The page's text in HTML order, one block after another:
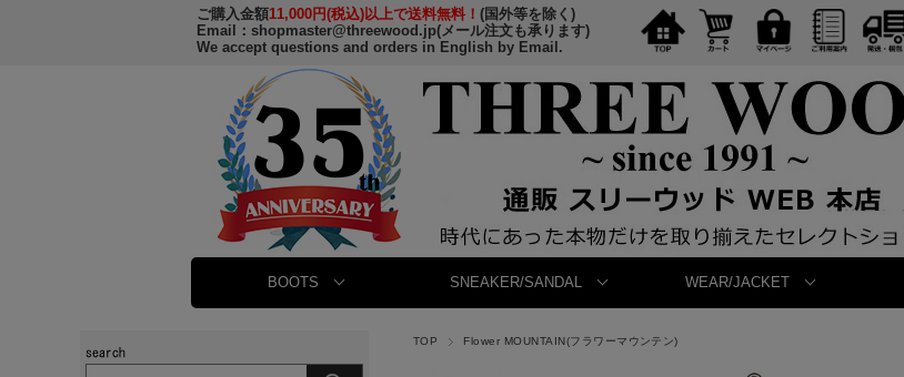
ご購入金額11,000円(税込)以上で送料無料！ (国外等を除く)
Email： shopmaster@threewood.jp(メール注文も承ります)
We accept questions and orders in English by Email.
BOOTS SNEAKER/SANDAL WEAR/JACKET
TOP Flower MOUNTAIN(フラワーマウンテン)